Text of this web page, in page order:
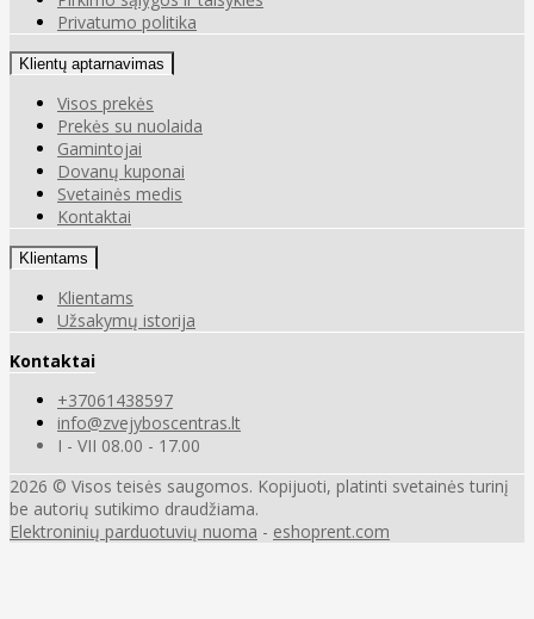
Privatumo politika
Klientų aptarnavimas
Visos prekės
Prekės su nuolaida
Gamintojai
Dovanų kuponai
Svetainės medis
Kontaktai
Klientams
Klientams
Užsakymų istorija
Kontaktai
+37061438597
info@zvejyboscentras.lt
I - VII 08.00 - 17.00
2026 © Visos teisės saugomos. Kopijuoti, platinti svetainės turinį
be autorių sutikimo draudžiama.
Elektroninių parduotuvių nuoma - eshoprent.com